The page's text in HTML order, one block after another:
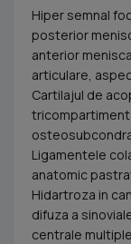
Hiper semnal
posterior
anterior
articulare,
Cartilajul de
Ligamentele
anatomic
Hidartroza in
difuza a
centrale